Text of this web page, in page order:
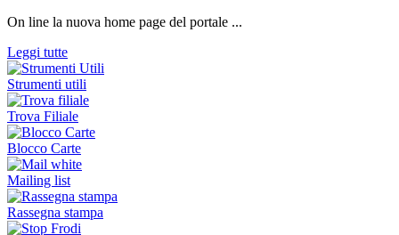
On line la nuova home page del portale ...
Leggi tutte
Strumenti utili
Trova Filiale
Blocco Carte
Mailing list
Rassegna stampa